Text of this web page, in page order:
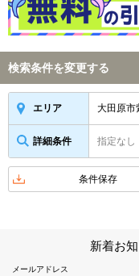
検索条件を変更する
エリア 大田原市
詳細条件 指定なし
条件保存
新着お
メールアドレス